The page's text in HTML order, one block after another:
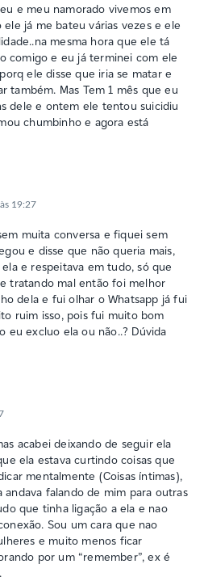
e meu namorado vivemos em
já me bateu várias vezes e ele
mesma hora que ele tá
comigo e eu já terminei com ele
ele disse que iria se matar e
também. Mas Tem 1 mês que eu
dele e ontem ele tentou suicidiu
chumbinho e agora está
19:27
muita conversa e fiquei sem
e disse que não queria mais,
e respeitava em tudo, só que
tratando mal então foi melhor
dela e fui olhar o Whatsapp já fui
ruim isso, pois fui muito bom
eu excluo ela ou não..? Dúvida
acabei deixando de seguir ela
ela estava curtindo coisas que
mentalmente (Coisas íntimas),
falando de mim para outras
que tinha ligação a ela e nao
Sou um cara que nao
e muito menos ficar
por um “remember”, ex é